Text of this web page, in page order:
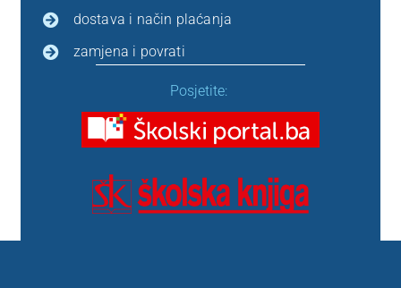
dostava i način plaćanja
zamjena i povrati
Posjetite: